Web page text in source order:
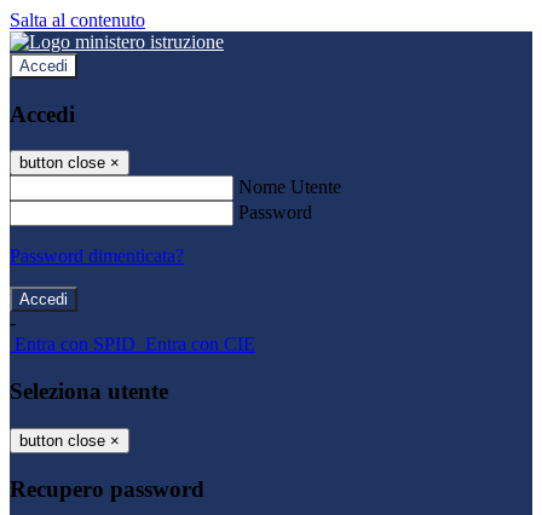
Salta al contenuto
Accedi
Accedi
button close ×
Nome Utente
Password
Password dimenticata?
-
Entra con SPID Entra con CIE
Seleziona utente
button close ×
Recupero password